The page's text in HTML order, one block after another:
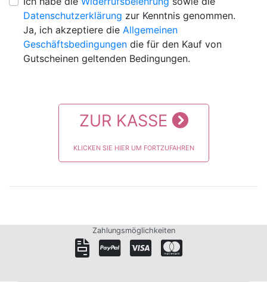
Datenschutzerklärung zur Kenntnis genommen.
Ja, ich akzeptiere die Allgemeinen
Geschäftsbedingungen die für den Kauf von
Gutscheinen geltenden Bedingungen.
ZUR KASSE
KLICKEN SIE HIER UM FORTZUFAHREN
Zahlungsmöglichkeiten